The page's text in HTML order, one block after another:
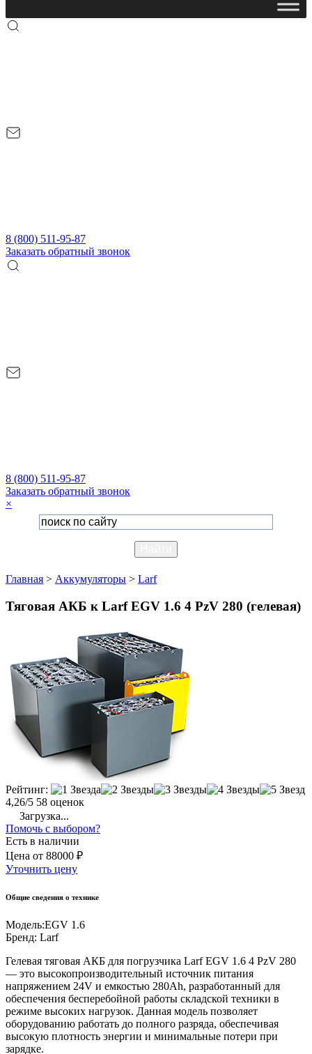
8 (800) 511-95-87
Заказать обратный звонок
8 (800) 511-95-87
Заказать обратный звонок
×
Главная > Аккумуляторы > Larf
Тяговая АКБ к Larf EGV 1.6 4 PzV 280 (гелевая)
Рейтинг:
4,26/5 58 оценок
Загрузка...
Помочь с выбором?
Есть в наличии
Цена от 88000 ₽
Уточнить цену
Общие сведения о технике
Модель:EGV 1.6
Бренд: Larf
Гелевая тяговая АКБ для погрузчика Larf EGV 1.6 4 PzV 280
— это высокопроизводительный источник питания
напряжением 24V и емкостью 280Ah, разработанный для
обеспечения бесперебойной работы складской техники в
режиме высоких нагрузок. Данная модель позволяет
оборудованию работать до полного разряда, обеспечивая
высокую плотность энергии и минимальные потери при
зарядке.